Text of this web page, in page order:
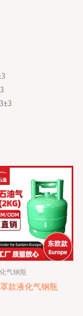
气钢瓶
款液化气钢瓶